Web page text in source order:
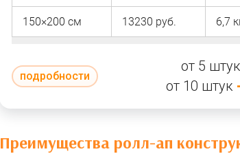
150×200 см 13230 руб. 6,7
подробности
от 5 штук
от 10 штук
Преимущества ролл-ап